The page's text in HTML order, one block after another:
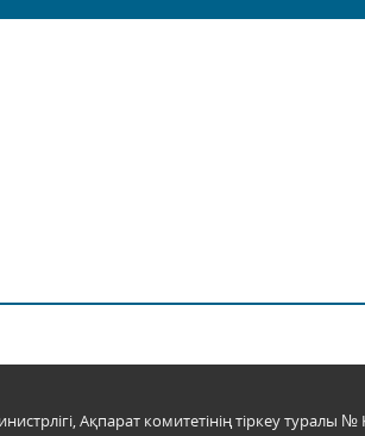
Ақпарат комитетінің тіркеу туралы №